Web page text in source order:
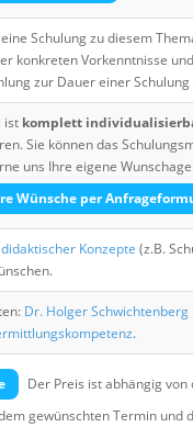
Schulung zu diesem
konkreten Vorkenntnisse
zur Dauer einer
ist komplett
Sie können das
uns Ihre eigene
Wünsche per
Konzepte (z.B.
Dr. Holger Schwichtenberg
.
Der Preis ist abhängig
gewünschten Termin